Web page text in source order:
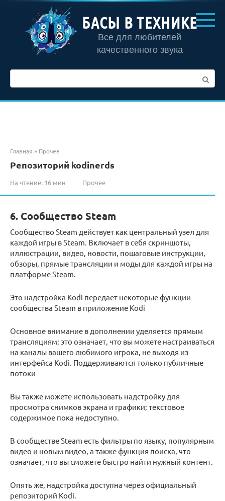
контенту
БАСЫ В ТЕХНИКЕ
Все для любителей
качественного звука
Главная » Прочее
Репозиторий kodinerds
На чтение: 16 мин Прочее
6. Сообщество Steam
Сообщество Steam действует как центральный узел для
каждой игры в Steam. Включает в себя скриншоты,
иллюстрации, видео, новости, пошаговые инструкции,
обзоры, прямые трансляции и моды для каждой игры на
платформе Steam.
Это надстройка Kodi передает некоторые функции
сообщества Steam в приложение Kodi
Основное внимание в дополнении уделяется прямым
трансляциям; это означает, что вы можете настраиваться
на каналы вашего любимого игрока, не выходя из
интерфейса Kodi. Поддерживаются только публичные
потоки
Вы также можете использовать надстройку для
просмотра снимков экрана и графики; текстовое
содержимое пока недоступно.
В сообществе Steam есть фильтры по языку, популярным
видео и новым видео, а также функция поиска, что
означает, что вы сможете быстро найти нужный контент.
Опять же, надстройка доступна через официальный
репозиторий Kodi.